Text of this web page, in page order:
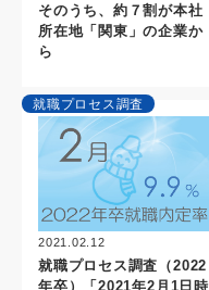
そのうち、約７割が本社
所在地「関東」の企業か
ら
就職プロセス調査
2021.02.12
就職プロセス調査（2022
年卒）「2021年2月1日時